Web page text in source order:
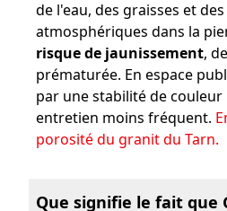
de l'eau, des graisses et
atmosphériques dans la
risque de jaunissement,
prématurée. En espace
par une stabilité de
entretien moins fréquent.
porosité du granit du Tarn.
Que signifie le fait que